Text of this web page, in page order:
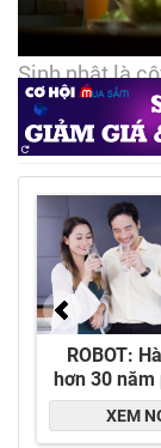
Sinh nhật là
người, đồng
yêu thương -